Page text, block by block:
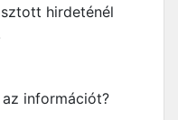
hirdeténél
információt?